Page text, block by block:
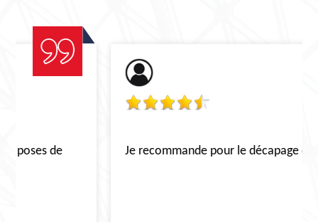
Je recommande pour le décapage de toiture